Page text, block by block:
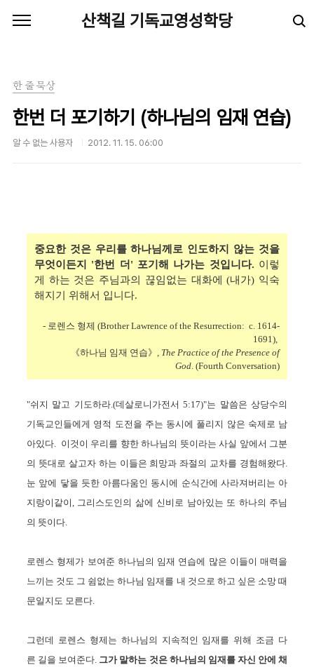
산책길 기독교영성학당
한 줄 묵상
한번 더 포기하기 (하나님의 임재 연습)
알 수 없는 사용자 2012. 11. 15. 06:00
중요한 것은 우리를 하나님께로 인도하지 않는 것을
무엇이든지 '한번 더' 포기해 나가는 것입니다. 이렇
게 하는 것은 주님과의 끊임없는 대화에 (내가) 익숙
해지기 위해서 입니다.
- 로렌스 형제 (Brother Lawrence of the Resurrection: c. 1614-
1691),
《하나님 임재 연습》, The Practice of the Presence of
God. (Fourth Conversation)
"쉬지 말고 기도하라.(데살로니가전서 5:17)"는 말씀은 상당수의
기독교인들에게 영적 도전을 주는 동시에 풀리지 않은 숙제로 남
아있다. 이것이 우리를 향한 하나님의 뜻이라는 사실 앞에서 그분
의 뜻대로 살고자 하는 이들은 희망과 좌절의 교차를 경험해왔다.
눈 앞에 닿을 듯한 아름다움인 동시에 순식간에 사라져버리는 아
지랑이같이, 그리스도인의 삶에 신비로 남아있는 또 하나의 주님
의 뜻이다.
로렌스 형제가 보여준 하나님의 임재 연습에 많은 이들이 매력을
느끼는 것도 그 쉼없는 하나님 임재를 내 것으로 하고 싶은 소망 때
문일지도 모른다.
그런데 로렌스 형제는 하나님의 지속적인 임재를 위해 조금 다
른 길을 보여준다. 그가 말하는 것은 하나님의 임재를 자신 안에 채